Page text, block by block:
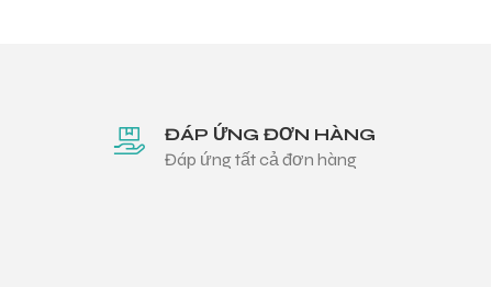
ĐÁP ỨNG ĐƠN HÀNG
Đáp ứng tất cả đơn hàng